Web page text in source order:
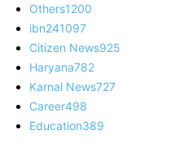
Others1200
ibn241097
Citizen News925
Haryana782
Karnal News727
Career498
Education389